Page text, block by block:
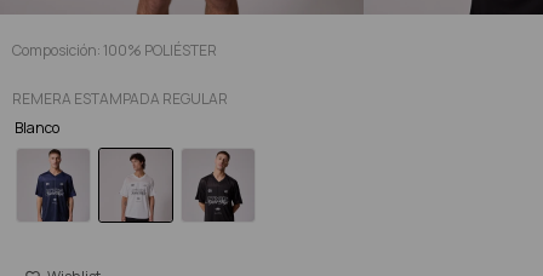
Composición: 100% POLIÉSTER
REMERA ESTAMPADA REGULAR
Blanco